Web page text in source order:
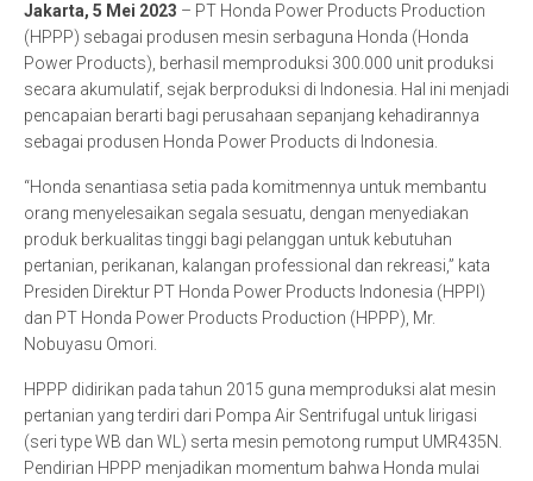
Jakarta, 5 Mei 2023 – PT Honda Power Products Production
(HPPP) sebagai produsen mesin serbaguna Honda (Honda
Power Products), berhasil memproduksi 300.000 unit produksi
secara akumulatif, sejak berproduksi di Indonesia. Hal ini menjadi
pencapaian berarti bagi perusahaan sepanjang kehadirannya
sebagai produsen Honda Power Products di Indonesia.
“Honda senantiasa setia pada komitmennya untuk membantu
orang menyelesaikan segala sesuatu, dengan menyediakan
produk berkualitas tinggi bagi pelanggan untuk kebutuhan
pertanian, perikanan, kalangan professional dan rekreasi,” kata
Presiden Direktur PT Honda Power Products Indonesia (HPPI)
dan PT Honda Power Products Production (HPPP), Mr.
Nobuyasu Omori.
HPPP didirikan pada tahun 2015 guna memproduksi alat mesin
pertanian yang terdiri dari Pompa Air Sentrifugal untuk Iirigasi
(seri type WB dan WL) serta mesin pemotong rumput UMR435N.
Pendirian HPPP menjadikan momentum bahwa Honda mulai